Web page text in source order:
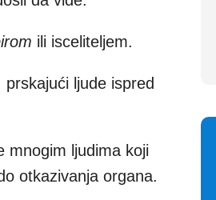
ili isceliteljem.
ljude ispred
mnogim ljudima koji
otkazivanja organa.